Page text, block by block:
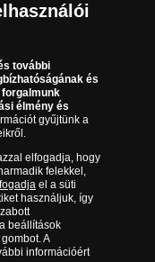
és 17.00 óra között,
további
és
forgalmunk
élmény és
gyűjtünk a
elfogadja, hogy
felekkel,
el a süti
használjuk, így
beállítások
A
információért